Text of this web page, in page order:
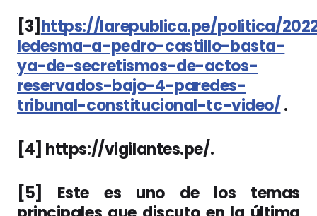
[3] https://larepublica.pe/politica/
ledesma-a-pedro-castillo-basta-
ya-de-secretismos-de-actos-
reservados-bajo-4-paredes-
tribunal-constitucional-tc-video/.
[4] https://vigilantes.pe/.
[5] Este es uno de los temas